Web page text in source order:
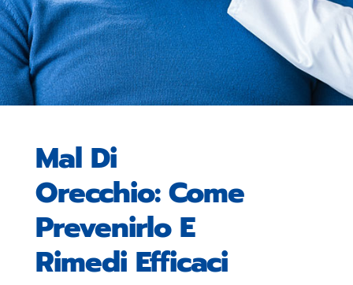
Mal Di
Orecchio: Come
Prevenirlo E
Rimedi Efficaci